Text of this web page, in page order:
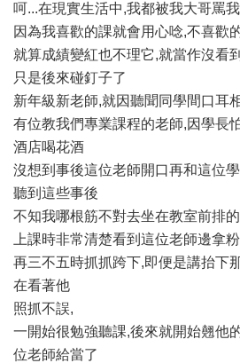
呵...在現實生活中,我都被我大哥罵
因為我喜歡的課就會用心唸,不喜歡
就算成績變紅也不理它,就當作沒看
只是後來碰釘子了
新年級新老師,就因聽聞同學間口耳
有位教我們專業課程的老師,因學長
酒店喝花酒
沒想到事後這位老師開口再和這位
聽到這些事後
不知我哪根筋不對去坐在教室前排
上課時非常清楚看到這位老師邊拿
再三不五時抓抓跨下,即便是講抬下
在看著他
照抓不誤,
一開始很勉強聽課,後來就開始翹他
位老師給當了